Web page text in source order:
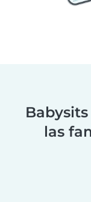
las